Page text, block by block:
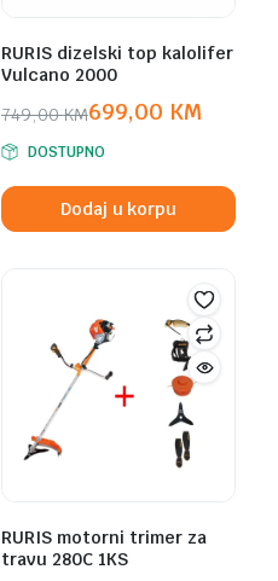
RURIS dizelski top kalolifer
Vulcano 2000
749,00KM
Original
price
was:
749,00 KM.
699,00 KM
Current
price
is:
699,00 KM.
DOSTUPNO
Dodaj u korpu
RURIS motorni trimer za
travu 280C 1KS